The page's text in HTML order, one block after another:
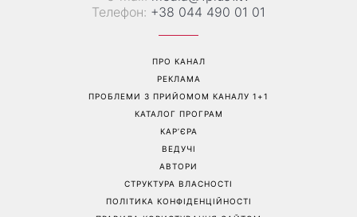
манікюру, які варто
спробувати вже зараз
розповіла про собаку,
якого прихистила на
початку повномасштабної
війни